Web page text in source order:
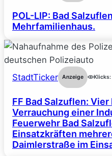
POL-LIP: Bad
Mehrfamilienhaus.
StadtTicker Anzeige Klicks:
FF Bad Salzuflen:
Verrauchung einer
Feuerwehr Bad
Einsatzkräften
Daimlerstraße im